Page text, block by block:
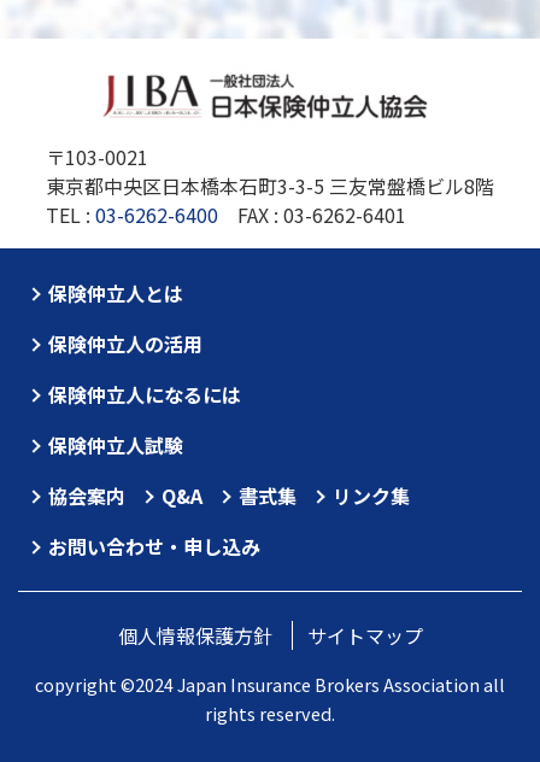
〒103-0021
東京都中央区日本橋本石町3-3-5 三友常盤橋ビル8階
TEL : 03-6262-6400 FAX : 03-6262-6401
保険仲立人とは
保険仲立人の活用
保険仲立人になるには
保険仲立人試験
協会案内
Q&A 書式集
リンク集
お問い合わせ・申し込み
個人情報保護方針 サイトマップ
copyright ©2024 Japan Insurance Brokers Association all
rights reserved.